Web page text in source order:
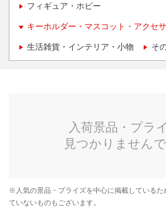
フィギュア・ホビー
キーホルダー・マスコット・アクセ
生活雑貨・インテリア・小物 そ